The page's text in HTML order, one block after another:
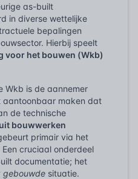
as-built
in diverse wettelijke
bepalingen
Hierbij speelt
voor het bouwen (Wkb)
Wkb is de aannemer
aantoonbaar maken dat
de technische
bouwwerken
primair via het
cruciaal onderdeel
documentatie; het
gebouwde situatie.